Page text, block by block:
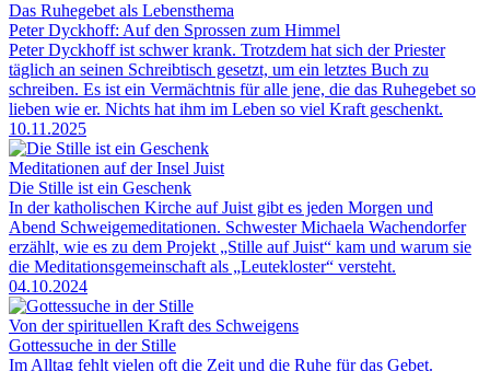
Das Ruhegebet als Lebensthema
Peter Dyckhoff: Auf den Sprossen zum Himmel
Peter Dyckhoff ist schwer krank. Trotzdem hat sich der Priester
täglich an seinen Schreibtisch gesetzt, um ein letztes Buch zu
schreiben. Es ist ein Vermächtnis für alle jene, die das Ruhegebet so
lieben wie er. Nichts hat ihm im Leben so viel Kraft geschenkt.
10.11.2025
Meditationen auf der Insel Juist
Die Stille ist ein Geschenk
In der katholischen Kirche auf Juist gibt es jeden Morgen und
Abend Schweigemeditationen. Schwester Michaela Wachendorfer
erzählt, wie es zu dem Projekt „Stille auf Juist“ kam und warum sie
die Meditationsgemeinschaft als „Leutekloster“ versteht.
04.10.2024
Von der spirituellen Kraft des Schweigens
Gottessuche in der Stille
Im Alltag fehlt vielen oft die Zeit und die Ruhe für das Gebet.